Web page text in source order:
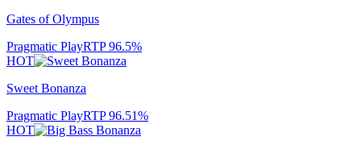
Gates of Olympus
Pragmatic PlayRTP96.5%
HOT
Sweet Bonanza
Pragmatic PlayRTP96.51%
HOT